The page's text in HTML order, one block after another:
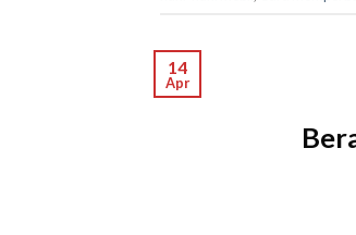
14
Apr